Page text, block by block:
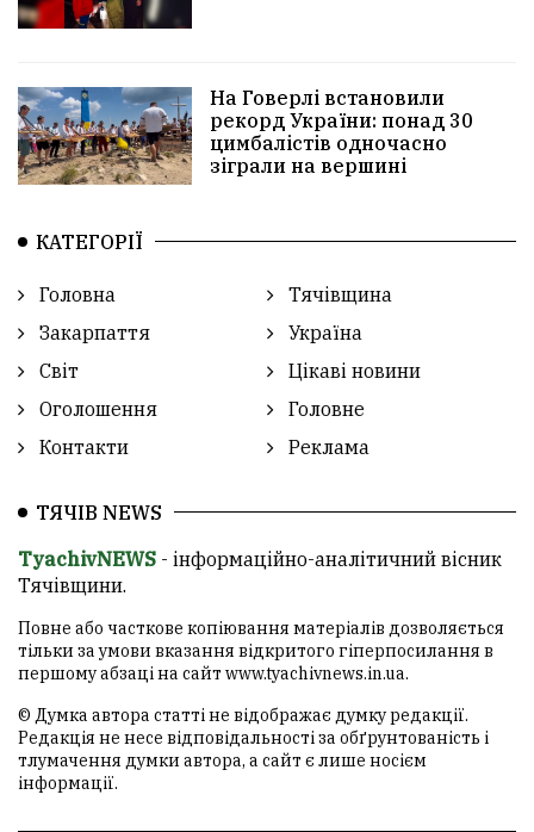
На Говерлі встановили
рекорд України: понад 30
цимбалістів одночасно
зіграли на вершині
КАТЕГОРІЇ
Головна
Тячівщина
Закарпаття
Україна
Світ
Цікаві новини
Оголошення
Головне
Контакти
Реклама
ТЯЧІВ NEWS
TyachivNEWS - інформаційно-аналітичний вісник
Тячівщини.
Повне або часткове копіювання матеріалів дозволяється
тільки за умови вказання відкритого гіперпосилання в
першому абзаці на сайт www.tyachivnews.in.ua.
© Думка автора статті не відображає думку редакції.
Редакція не несе відповідальності за обґрунтованість і
тлумачення думки автора, а сайт є лише носієм
інформації.